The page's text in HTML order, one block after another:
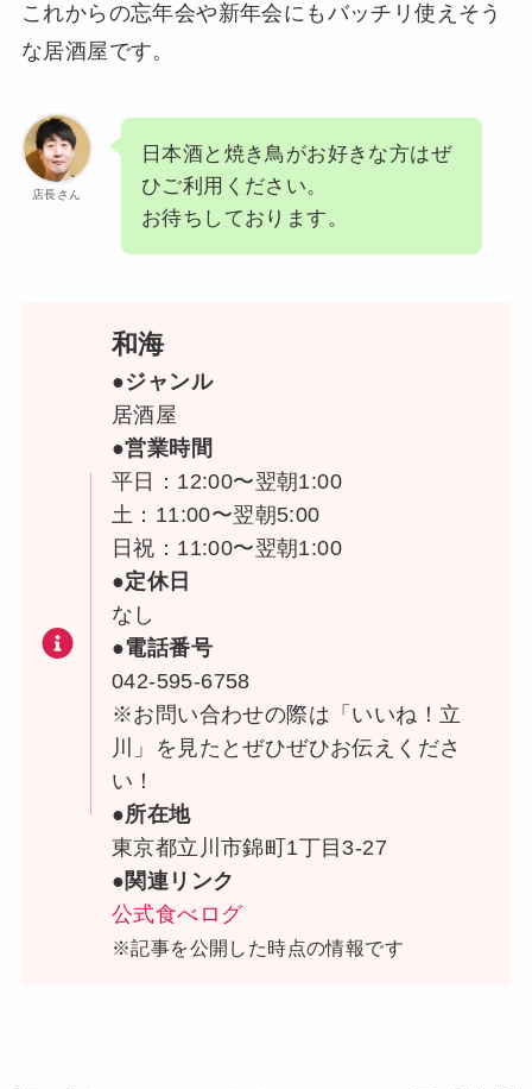
これからの忘年会や新年会にもバッチリ使えそう
な居酒屋です。
店長さん
日本酒と焼き鳥がお好きな方はぜ
ひご利用ください。
お待ちしております。
和海
●ジャンル
居酒屋
●営業時間
平日：12:00〜翌朝1:00
土：11:00〜翌朝5:00
日祝：11:00〜翌朝1:00
●定休日
なし
●電話番号
042-595-6758
※お問い合わせの際は「いいね！立
川」を見たとぜひぜひお伝えくださ
い！
●所在地
東京都立川市錦町1丁目3-27
●関連リンク
公式食べログ
※記事を公開した時点の情報です